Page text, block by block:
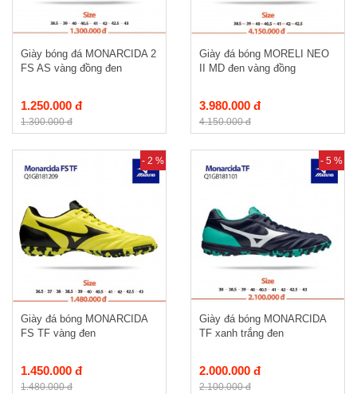
Giày bóng đá MONARCIDA 2
FS AS vàng đồng đen
1.250.000 đ
1.300.000 đ
Giày đá bóng MORELI NEO
II MD đen vàng đồng
3.980.000 đ
4.150.000 đ
- 2 %
Giày đá bóng MONARCIDA
FS TF vàng đen
1.450.000 đ
1.480.000 đ
- 5 %
Giày đá bóng MONARCIDA
TF xanh trắng đen
2.000.000 đ
2.100.000 đ